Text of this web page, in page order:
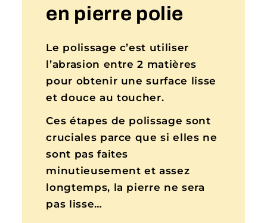
en pierre polie
Le polissage c’est utiliser
l’abrasion entre 2 matières
pour obtenir une surface lisse
et douce au toucher.
Ces étapes de polissage sont
cruciales parce que si elles ne
sont pas faites
minutieusement et assez
longtemps, la pierre ne sera
pas lisse…